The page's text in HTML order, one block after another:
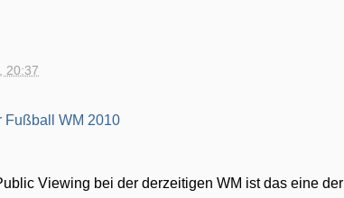
20:37
Viewing bei der derzeitigen WM ist das eine der